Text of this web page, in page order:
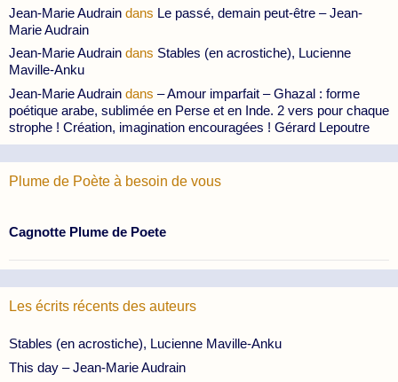
Jean-Marie Audrain dans Le passé, demain peut-être – Jean-
Marie Audrain
Jean-Marie Audrain dans Stables (en acrostiche), Lucienne
Maville-Anku
Jean-Marie Audrain dans – Amour imparfait – Ghazal : forme
poétique arabe, sublimée en Perse et en Inde. 2 vers pour chaque
strophe ! Création, imagination encouragées ! Gérard Lepoutre
Plume de Poète à besoin de vous
Cagnotte Plume de Poete
Les écrits récents des auteurs
Stables (en acrostiche), Lucienne Maville-Anku
This day – Jean-Marie Audrain